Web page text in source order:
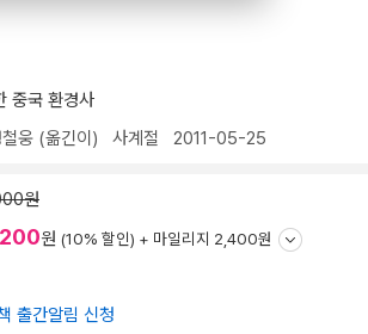
중국 환경사
웅 (옮긴이) 사계절 2011-05-25
원
원 (10% 할인) + 마일리지 2,400원
출간알림 신청